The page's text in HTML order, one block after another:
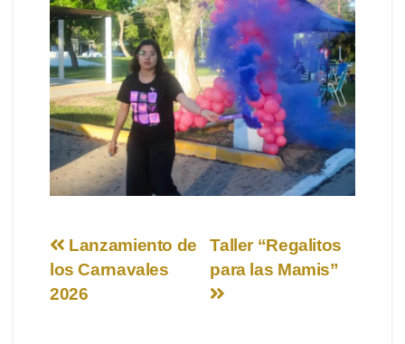
Navegación
de
Taller “Regalitos
para las Mamis”
Lanzamiento de
los Carnavales
2026